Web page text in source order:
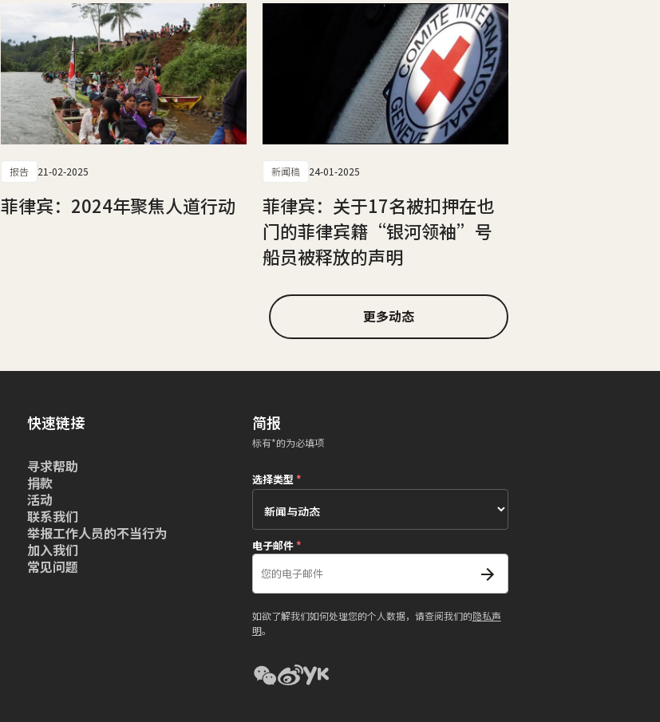
报告 21-02-2025
菲律宾：2024年聚焦人道行动
新闻稿 24-01-2025
菲律宾：关于17名被扣押在也
门的菲律宾籍“银河领袖”号
船员被释放的声明
更多动态
快速链接
寻求帮助
捐款
活动
联系我们
举报工作人员的不当行为
加入我们
常见问题
简报
标有*的为必填项
选择类型*
电子邮件*
如欲了解我们如何处理您的个人数据，请查阅我们的隐私声
明。